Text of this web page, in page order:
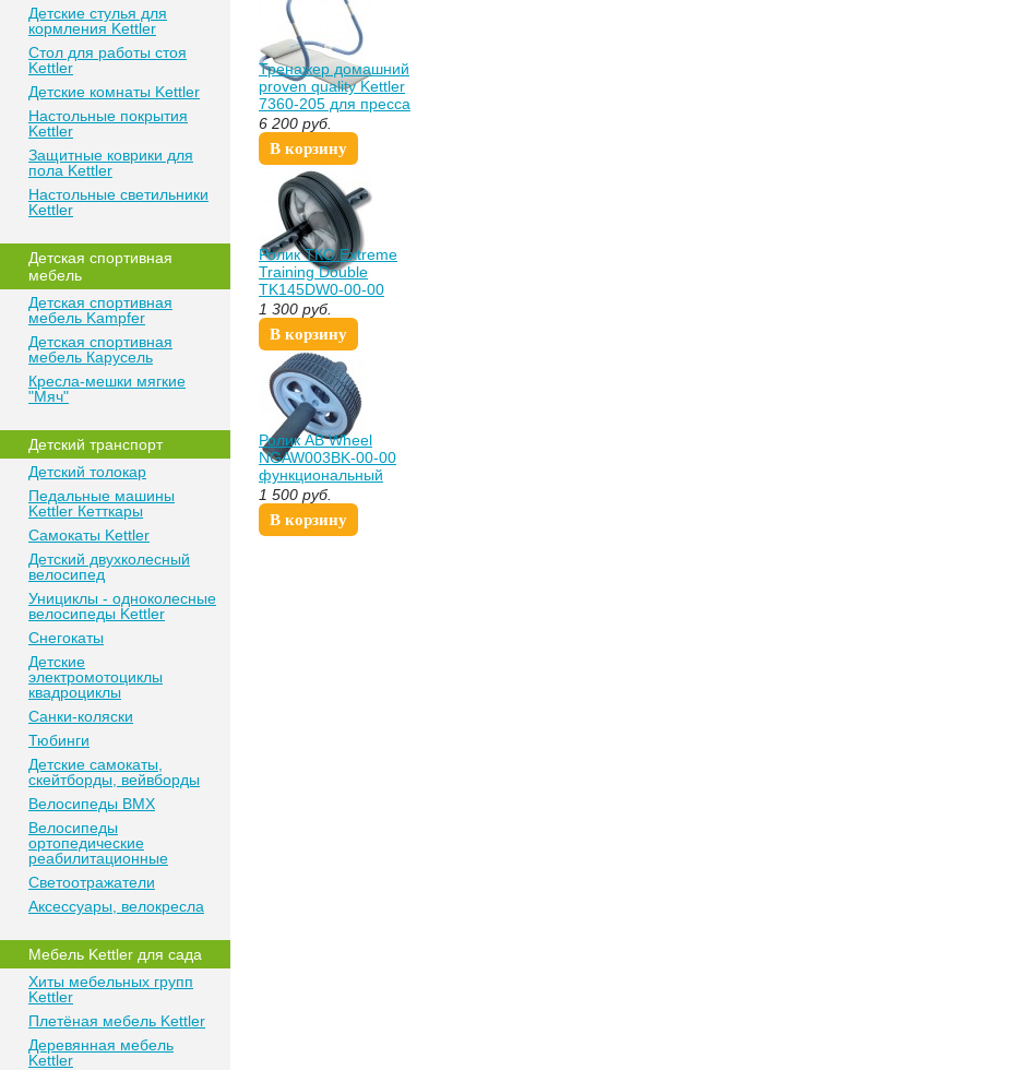
Детские стулья для
кормления Kettler
Стол для работы стоя
Kettler
Детские комнаты Kettler
Настольные покрытия
Kettler
Защитные коврики для
пола Kettler
Настольные светильники
Kettler
Детская спортивная
мебель
Детская спортивная
мебель Kampfer
Детская спортивная
мебель Карусель
Кресла-мешки мягкие
"Мяч"
Детский транспорт
Детский толокар
Педальные машины
Kettler Кетткары
Самокаты Kettler
Детский двухколесный
велосипед
Унициклы - одноколесные
велосипеды Kettler
Снегокаты
Детские
электромотоциклы
квадроциклы
Санки-коляски
Тюбинги
Детские самокаты,
скейтборды, вейвборды
Велосипеды BMX
Велосипеды
ортопедические
реабилитационные
Светоотражатели
Аксессуары, велокресла
Мебель Kettler для сада
Хиты мебельных групп
Kettler
Плетёная мебель Kettler
Деревянная мебель
Kettler
Тренажер домашний
proven quality Kettler
7360-205 для пресса
6 200 руб.
В корзину
Ролик ТКО Extreme
Training Double
TK145DW0-00-00
функциональный
1 300 руб.
В корзину
Ролик AB Wheel
NGAW003BK-00-00
функциональный
1 500 руб.
В корзину